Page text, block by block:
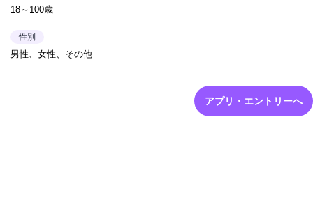
18～100歳
性別
男性、女性、その他
アプリ・エントリーへ